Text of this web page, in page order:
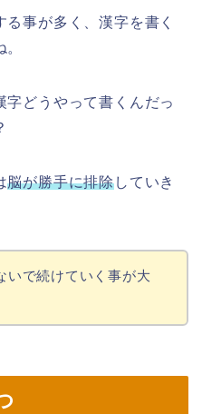
事が多く、漢字を書く
どうやって書くんだっ
脳が勝手に排除していき
いで続けていく事が大